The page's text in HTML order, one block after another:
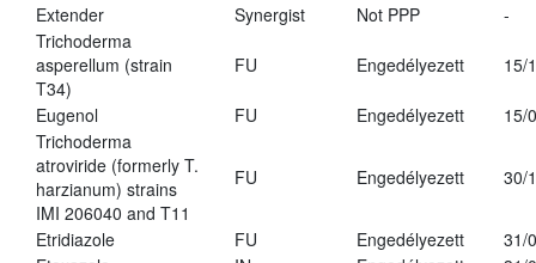
Extender
Synergist Not PPP
-
Trichoderma
asperellum (strain
T34)
FU Engedélyezett 15/
Eugenol FU Engedélyezett
15/
Trichoderma
atroviride (formerly T.
harzianum) strains
IMI 206040 and T11
FU Engedélyezett 30/
Etridiazole FU Engedélyezett
31/